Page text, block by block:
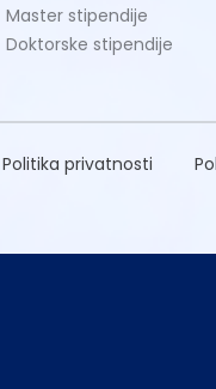
Master stipendije
Doktorske stipendije
Politika privatnosti